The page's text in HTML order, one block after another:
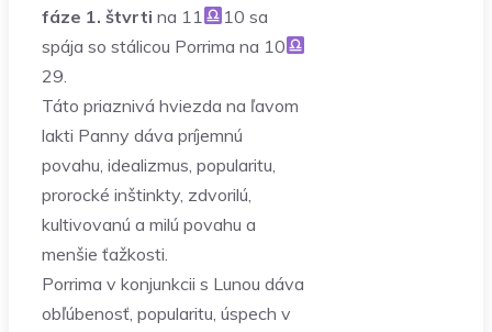
fáze 1. štvrti na 11
10 sa
spája so stálicou Porrima na 10
29.
Táto priaznivá hviezda na ľavom
lakti Panny dáva príjemnú
povahu, idealizmus, popularitu,
prorocké inštinkty, zdvorilú,
kultivovanú a milú povahu a
menšie ťažkosti.
Porrima v konjunkcii s Lunou dáva
obľúbenosť, popularitu, úspech v